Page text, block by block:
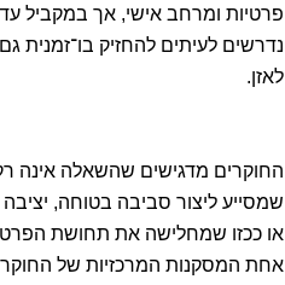
פרטיות ומרחב אישי, אך במקביל
נדרשים לעיתים להחזיק
לאזן.
החוקרים מדגישים שהשאלה אינה
שמסייע ליצור סביבה בטוחה,
או ככזו שמחלישה את תחושת
אחת המסקנות המרכזיות של